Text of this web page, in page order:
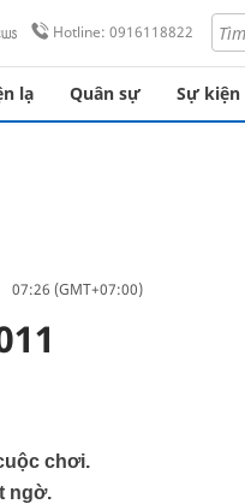
Hotline: 0916118822
lạ Quân sự Sự kiện
07:26 (GMT+07:00)
chơi.
ngờ.